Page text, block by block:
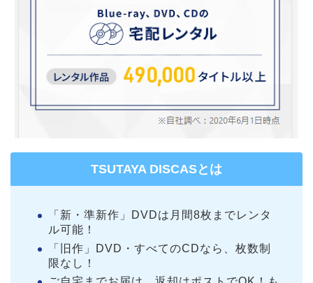
TSUTAYA DISCASとは
「新・準新作」DVDは月間8枚までレンタ
ル可能！
「旧作」DVD・すべてのCDなら、枚数制
限なし！